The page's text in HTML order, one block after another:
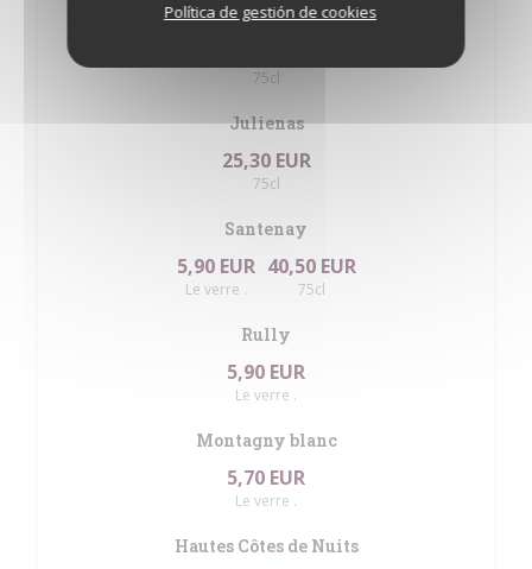
Política de gestión de cookies
Morgon
75cl
Julienas
25,30 EUR
75cl
Santenay
5,90 EUR
Le verre .
40,50 EUR
75cl
Rully
5,90 EUR
Le verre .
Montagny blanc
5,70 EUR
Le verre .
Hautes Côtes de Nuits